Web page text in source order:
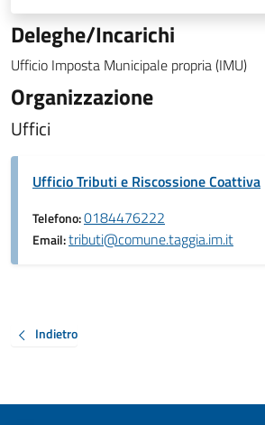
Deleghe/Incarichi
Ufficio Imposta Municipale propria (IMU)
Organizzazione
Uffici
Ufficio Tributi e Riscossione Coattiva
Telefono:0184476222
Email:tributi@comune.taggia.im.it
Indietro